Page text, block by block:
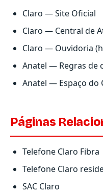
Claro — Site Oficial
Claro — Central de
Claro — Ouvidoria
Anatel — Regras de
Anatel — Espaço do
Páginas
Telefone Claro Fibra
Telefone Claro
SAC Claro